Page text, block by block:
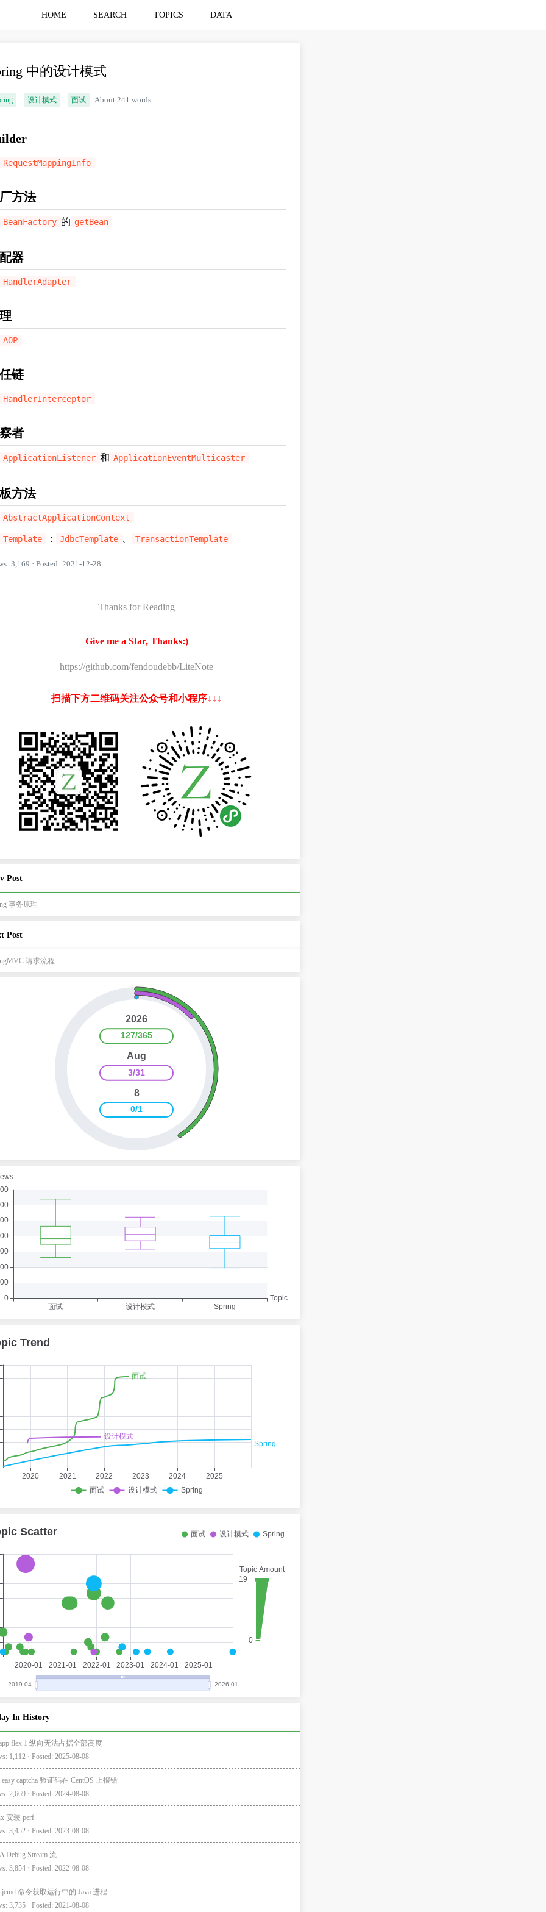
HOME SEARCH TOPICS DATA
中的设计模式
设计模式 面试 About 241 words
RequestMappingInfo
方法
BeanFactory 的 getBean
器
HandlerAdapter
AOP
链
HandlerInterceptor
者
ApplicationListener 和 ApplicationEventMulticaster
方法
AbstractApplicationContext
Template ： JdbcTemplate TransactionTemplate
3,169 · Posted: 2021-12-28
——— Thanks for Reading ———
Give me a Star, Thanks:)
https://github.com/fendoudebb/LiteNote
扫描下方二维码关注公众号和小程序↓↓↓
Post
事务原理
Post
请求流程
In History
flex 1 纵向无法占据全部高度
1,112 · Posted: 2025-08-08
easy captcha 验证码在 CentOS 上报错
2,669 · Posted: 2024-08-08
安装 perf
3,452 · Posted: 2023-08-08
Debug Stream 流
3,854 · Posted: 2022-08-08
jcmd 命令获取运行中的 Java 进程
3,735 · Posted: 2021-08-08